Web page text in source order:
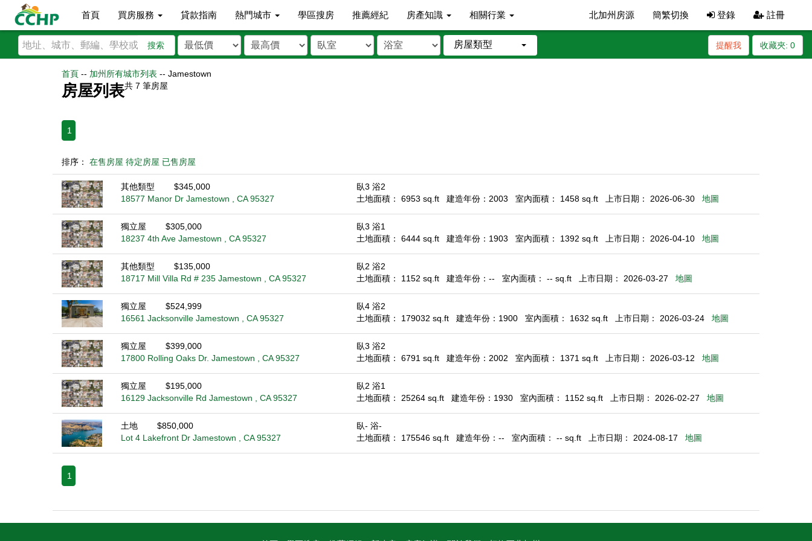
首頁 買房服務 貸款指南 熱門城市 學區搜房 推薦經紀 房產知識 相關行業 北加州房源 簡繁切換 登錄 註冊
搜索 房屋類型 收藏夾: 0
提醒我
首頁 -- 加州所有城市列表 -- Jamestown
房屋列表共 7 筆房屋
1
排序： 在售房屋 待定房屋 已售房屋
其他類型
$345,000
18577 Manor Dr Jamestown , CA 95327
臥3 浴2
土地面積： 6953 sq.ft
建造年份：2003 室內面積： 1458 sq.ft 上市日期： 2026-06-30 地圖
獨立屋
$305,000
18237 4th Ave Jamestown , CA 95327
臥3 浴1
土地面積： 6444 sq.ft
建造年份：1903 室內面積： 1392 sq.ft 上市日期： 2026-04-10 地圖
其他類型
$135,000
18717 Mill Villa Rd # 235 Jamestown , CA 95327
臥2 浴2
土地面積： 1152 sq.ft
建造年份：-- 室內面積： -- sq.ft 上市日期： 2026-03-27 地圖
獨立屋
$524,999
16561 Jacksonville Jamestown , CA 95327
臥4 浴2
土地面積： 179032 sq.ft
建造年份：1900 室內面積： 1632 sq.ft 上市日期： 2026-03-24 地圖
獨立屋
$399,000
17800 Rolling Oaks Dr. Jamestown , CA 95327
臥3 浴2
土地面積： 6791 sq.ft
建造年份：2002 室內面積： 1371 sq.ft 上市日期： 2026-03-12 地圖
獨立屋
$195,000
16129 Jacksonville Rd Jamestown , CA 95327
臥2 浴1
土地面積： 25264 sq.ft
建造年份：1930 室內面積： 1152 sq.ft 上市日期： 2026-02-27 地圖
土地
$850,000
Lot 4 Lakefront Dr Jamestown , CA 95327
臥- 浴-
土地面積： 175546 sq.ft
建造年份：-- 室內面積： -- sq.ft 上市日期： 2024-08-17 地圖
1